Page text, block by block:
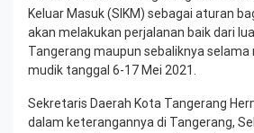
Keluar Masuk (SIKM) sebagai aturan
akan melakukan perjalanan baik dari
Tangerang maupun sebaliknya selama
mudik tanggal 6-17 Mei 2021.
Sekretaris Daerah Kota Tangerang
dalam keterangannya di Tangerang,